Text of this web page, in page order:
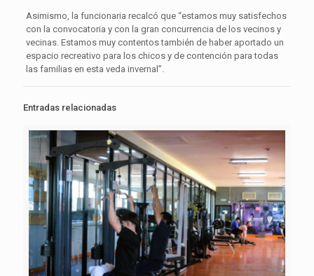
Asimismo, la funcionaria recalcó que “estamos muy satisfechos
con la convocatoria y con la gran concurrencia de los vecinos y
vecinas. Estamos muy contentos también de haber aportado un
espacio recreativo para los chicos y de contención para todas
las familias en esta veda invernal”.
Entradas relacionadas